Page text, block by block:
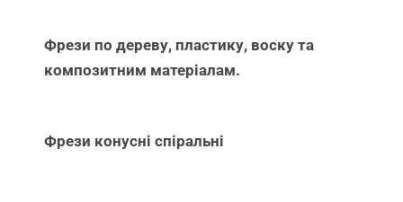
Фрези по дереву, пластику, воску та
композитним матеріалам.
Фрези конусні спіральні